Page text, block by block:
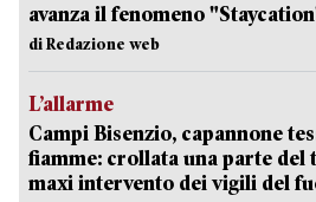
avanza il fenomeno
di Redazione web
L’allarme
Campi Bisenzio, capannone
fiamme: crollata una parte del
maxi intervento dei vigili del